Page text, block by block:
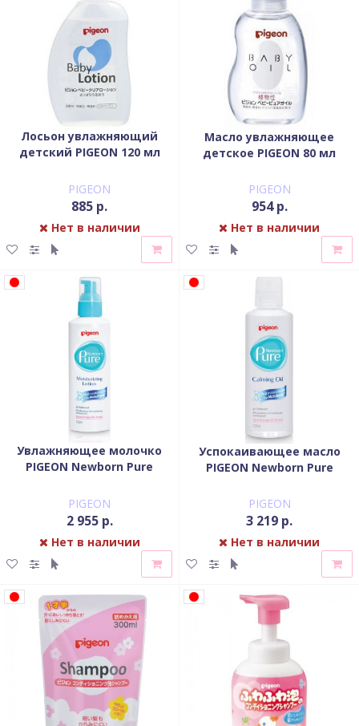
Лосьон увлажняющий
детский PIGEON 120 мл
PIGEON
885 р.
Нет в наличии
Масло увлажняющее
детское PIGEON 80 мл
PIGEON
954 р.
Нет в наличии
Увлажняющее молочко
PIGEON Newborn Pure
200 мл
PIGEON
2 955 р.
Нет в наличии
Успокаивающее масло
PIGEON Newborn Pure
PIGEON
3 219 р.
Нет в наличии